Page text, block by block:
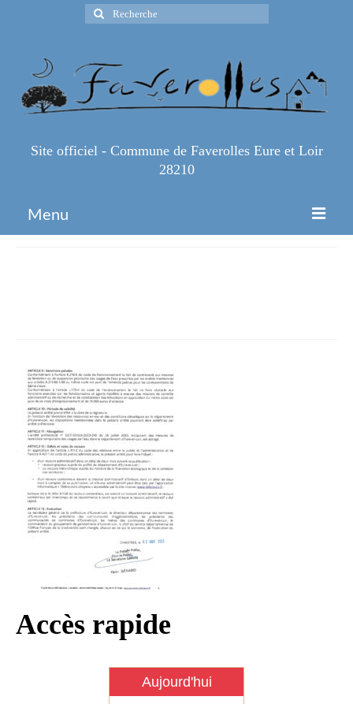
Rechercher
:
Site officiel - Commune de Faverolles Eure et Loir
28210
Menu
Contact et horaires
Mon village
Mes démarches
Faverolles dans la presse
Faverolles Infos – Format
numérique
Séjourner à Faverolles
Accès rapide
Aujourd'hui